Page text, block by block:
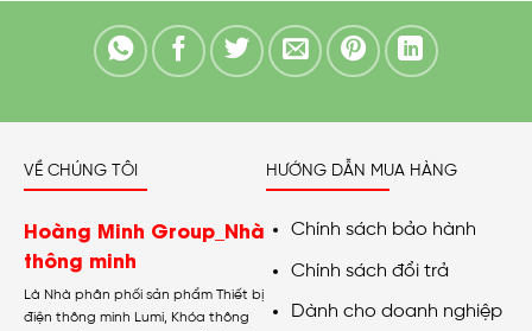
VỀ CHÚNG TÔI
Hoàng Minh Group_Nhà
thông minh
Là Nhà phân phối sản phẩm Thiết bị
điện thông minh Lumi, Khóa thông
HƯỚNG DẪN MUA HÀNG
Chính sách bảo hành
Chính sách đổi trả
Dành cho doanh nghiệp